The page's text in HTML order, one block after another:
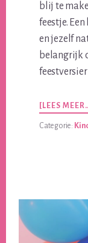
blij te
feestje.
en jezelf
belangrijk
[LEES
Categorie: